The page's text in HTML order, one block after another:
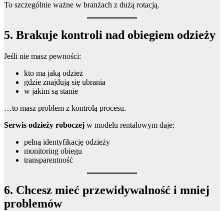
To szczególnie ważne w branżach z dużą rotacją.
5. Brakuje kontroli nad obiegiem odzieży
Jeśli nie masz pewności:
kto ma jaką odzież
gdzie znajdują się ubrania
w jakim są stanie
…to masz problem z kontrolą procesu.
Serwis odzieży roboczej w modelu rentalowym daje:
pełną identyfikację odzieży
monitoring obiegu
transparentność
6. Chcesz mieć przewidywalność i mniej
problemów